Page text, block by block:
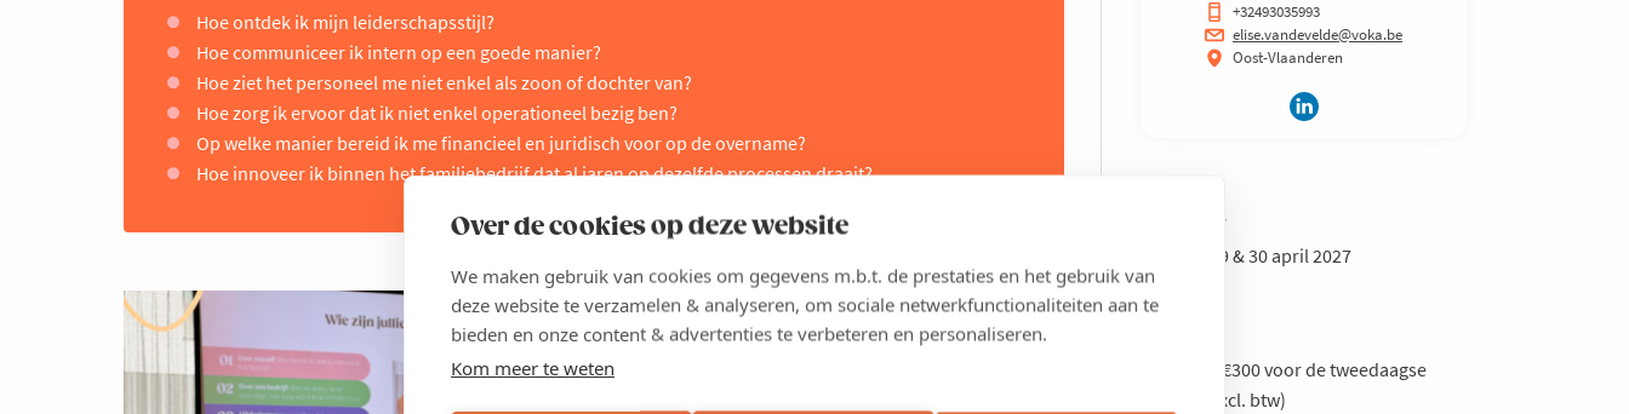
Over de cookies op deze website
We maken gebruik van cookies om gegevens m.b.t. de prestaties en het gebruik van
deze website te verzamelen & analyseren, om sociale netwerkfunctionaliteiten aan te
bieden en onze content & advertenties te verbeteren en personaliseren.
Kom meer te weten
Hoe ontdek ik mijn leiderschapsstijl?
Hoe communiceer ik intern op een goede manier?
Hoe ziet het personeel me niet enkel als zoon of dochter van?
Hoe zorg ik ervoor dat ik niet enkel operationeel bezig ben?
Op welke manier bereid ik me financieel en juridisch voor op de overname?
Hoe innoveer ik binnen het familiebedrijf dat al jaren op dezelfde processen draait?
Praktisch
+32493035993
elise.vandevelde@voka.be
Oost-Vlaanderen
Wanneer
Kick-off: 29 & 30 april 2027
€1.440 en €300 voor de tweedaagse
kick-off (excl. btw)